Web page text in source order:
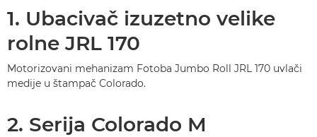
1. Ubacivač izuzetno velike
rolne JRL 170
Motorizovani mehanizam Fotoba Jumbo Roll JRL 170 uvlači
medije u štampač Colorado.
2. Serija Colorado M